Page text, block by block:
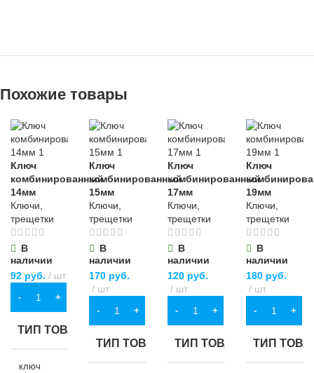
Похожие товары
Ключ
комбинированный
14мм
Ключи,
трещетки
В
наличии
92 руб. шт
В КОРЗИНУ
ТИП ТОВАРА
ключ
Ключ
комбинированный
15мм
Ключи,
трещетки
В
наличии
170 руб.
шт
В КОРЗИНУ
ТИП ТОВАРА
Ключ
комбинированный
17мм
Ключи,
трещетки
В
наличии
120 руб.
шт
В КОРЗИНУ
ТИП ТОВАРА
Ключ
19мм
Ключи,
трещетки
В
наличии
180 руб.
шт
В КОРЗИНУ
ТИП